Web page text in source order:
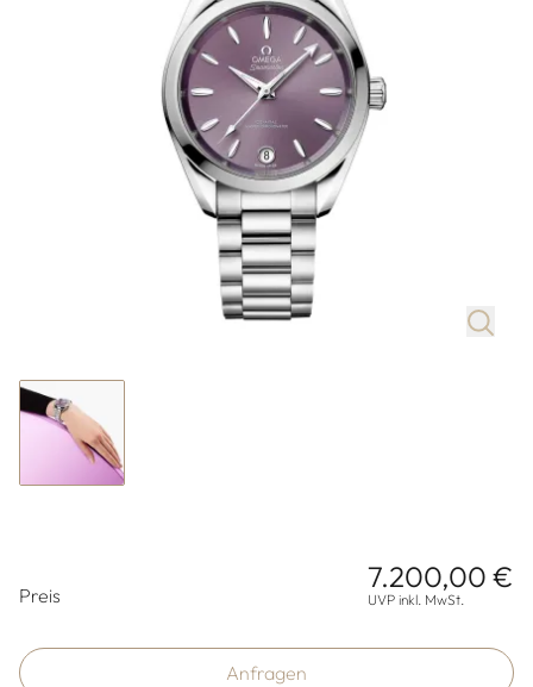
Preis
7.200,00 €
UVP inkl. MwSt.
Anfragen